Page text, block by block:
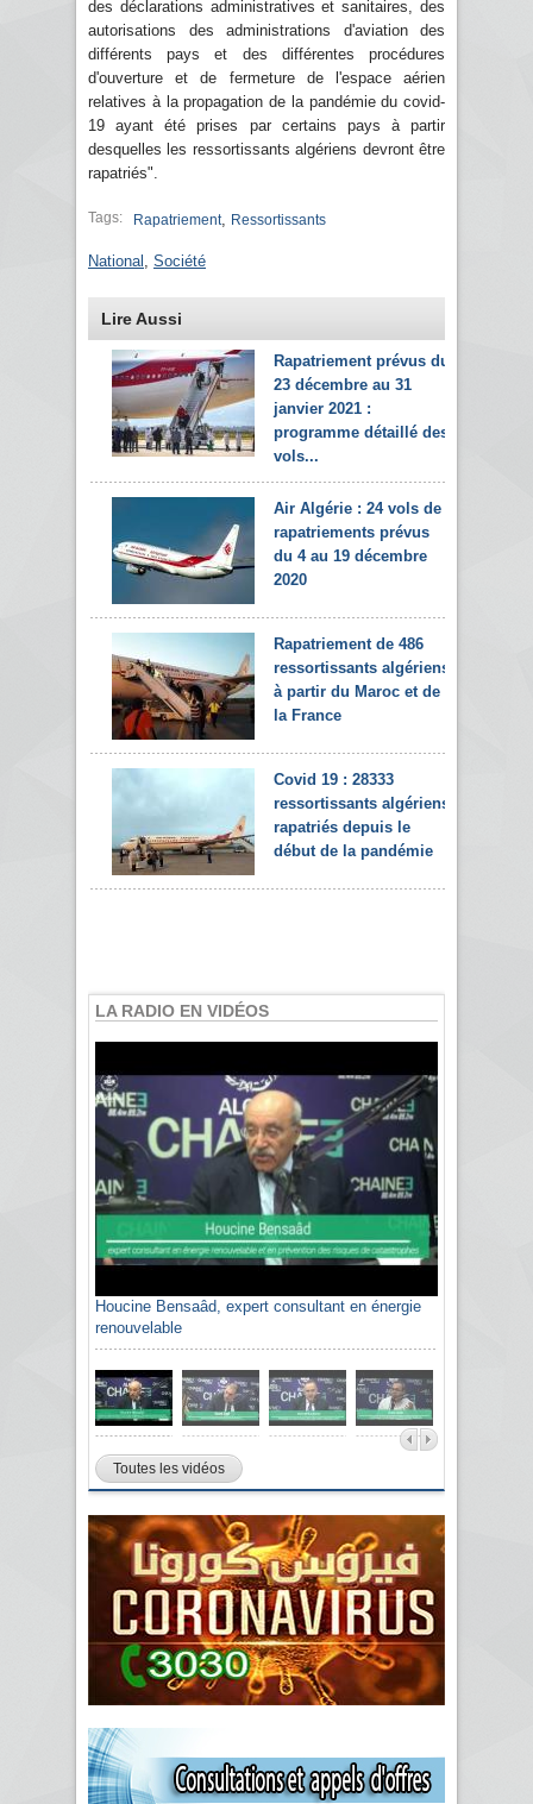
des déclarations administratives et sanitaires, des
autorisations des administrations d'aviation des
différents pays et des différentes procédures
d'ouverture et de fermeture de l'espace aérien
relatives à la propagation de la pandémie du covid-
19 ayant été prises par certains pays à partir
desquelles les ressortissants algériens devront être
rapatriés".
Tags: Rapatriement, Ressortissants
National Société
Lire Aussi
Rapatriement prévus du
23 décembre au 31
janvier 2021 :
programme détaillé des
vols...
Air Algérie : 24 vols de
rapatriements prévus
du 4 au 19 décembre
2020
Rapatriement de 486
ressortissants algériens
à partir du Maroc et de
la France
Covid 19 : 28333
ressortissants algériens
rapatriés depuis le
début de la pandémie
LA RADIO EN VIDÉOS
Houcine Bensaâd, expert consultant en énergie
renouvelable
Sami Agli, président de la Confédération
algérienne du patronat citoyen CAPC
Toutes les vidéos